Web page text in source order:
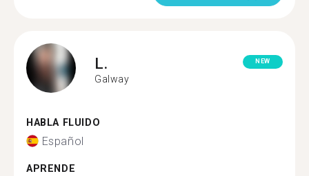
L.
Galway
NEW
HABLA FLUIDO
Español
APRENDE